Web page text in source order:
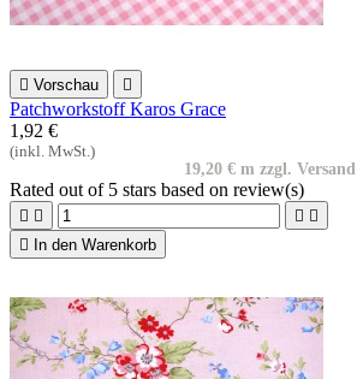
 Vorschau 
Patchworkstoff Karos Grace
1,92 €
(inkl. MwSt.)
19,20 € m zzgl. Versand
Rated out of 5 stars based on review(s)
   

In den Warenkorb